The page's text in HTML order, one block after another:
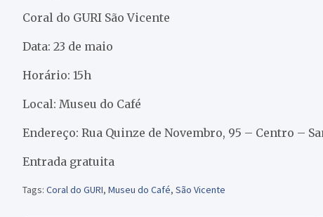
Coral do GURI São Vicente
Data: 23 de maio
Horário: 15h
Local: Museu do Café
Endereço: Rua Quinze de Novembro, 95 – Centro –
Entrada gratuita
Tags: Coral do GURI, Museu do Café, São Vicente